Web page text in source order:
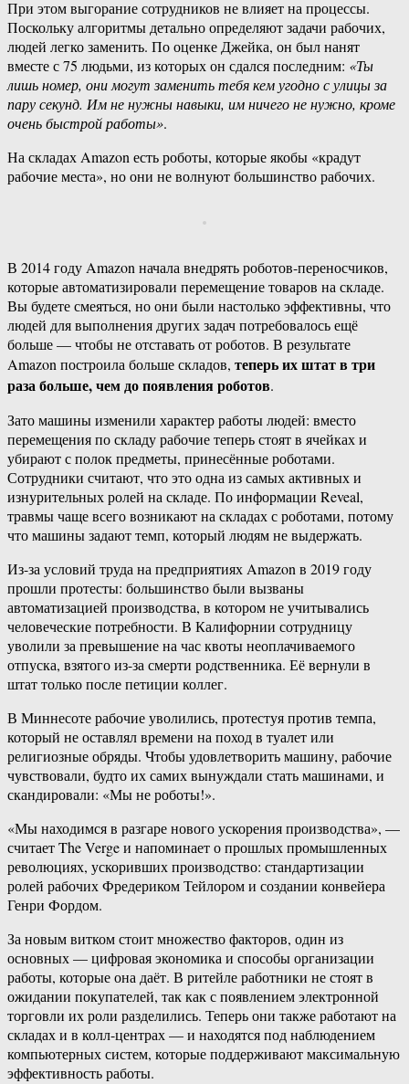
При этом выгорание сотрудников не влияет на процессы.
Поскольку алгоритмы детально определяют задачи рабочих,
людей легко заменить. По оценке Джейка, он был нанят
вместе с 75 людьми, из которых он сдался последним: «Ты
лишь номер, они могут заменить тебя кем угодно с улицы за
пару секунд. Им не нужны навыки, им ничего не нужно, кроме
очень быстрой работы».
На складах Amazon есть роботы, которые якобы «крадут
рабочие места», но они не волнуют большинство рабочих.
В 2014 году Amazon начала внедрять роботов-переносчиков,
которые автоматизировали перемещение товаров на складе.
Вы будете смеяться, но они были настолько эффективны, что
людей для выполнения других задач потребовалось ещё
больше — чтобы не отставать от роботов. В результате
Amazon построила больше складов, теперь их штат в три
раза больше, чем до появления роботов.
Зато машины изменили характер работы людей: вместо
перемещения по складу рабочие теперь стоят в ячейках и
убирают с полок предметы, принесённые роботами.
Сотрудники считают, что это одна из самых активных и
изнурительных ролей на складе. По информации Reveal,
травмы чаще всего возникают на складах с роботами, потому
что машины задают темп, который людям не выдержать.
Из-за условий труда на предприятиях Amazon в 2019 году
прошли протесты: большинство были вызваны
автоматизацией производства, в котором не учитывались
человеческие потребности. В Калифорнии сотрудницу
уволили за превышение на час квоты неоплачиваемого
отпуска, взятого из-за смерти родственника. Её вернули в
штат только после петиции коллег.
В Миннесоте рабочие уволились, протестуя против темпа,
который не оставлял времени на поход в туалет или
религиозные обряды. Чтобы удовлетворить машину, рабочие
чувствовали, будто их самих вынуждали стать машинами, и
скандировали: «Мы не роботы!».
«Мы находимся в разгаре нового ускорения производства», —
считает The Verge и напоминает о прошлых промышленных
революциях, ускоривших производство: стандартизации
ролей рабочих Фредериком Тейлором и создании конвейера
Генри Фордом.
За новым витком стоит множество факторов, один из
основных — цифровая экономика и способы организации
работы, которые она даёт. В ритейле работники не стоят в
ожидании покупателей, так как с появлением электронной
торговли их роли разделились. Теперь они также работают на
складах и в колл-центрах — и находятся под наблюдением
компьютерных систем, которые поддерживают максимальную
эффективность работы.